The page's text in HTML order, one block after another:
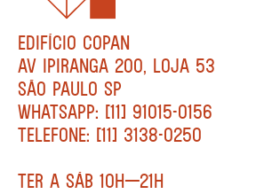
EDIFÍCIO COPAN
AV IPIRANGA 200, LOJA 53
SÃO PAULO SP
WHATSAPP: [11] 91015-0156
TELEFONE: [11] 3138-0250
TER A SÁB 10H—21H